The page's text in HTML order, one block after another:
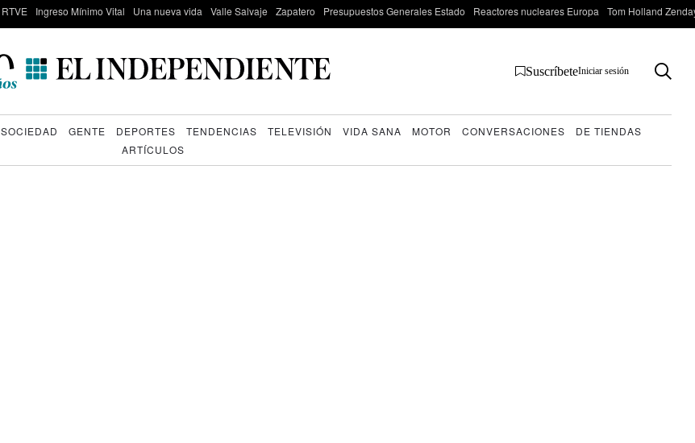
RTVE Ingreso Mínimo Vital Una nueva vida Valle Salvaje Zapatero Presupuestos Generales Estado Reactores nucleares Europa Tom Holland
SuscríbeteIniciar sesión
SOCIEDAD GENTE DEPORTES TENDENCIAS TELEVISIÓN VIDA SANA MOTOR CONVERSACIONES
DE TIENDAS
ARTÍCULOS